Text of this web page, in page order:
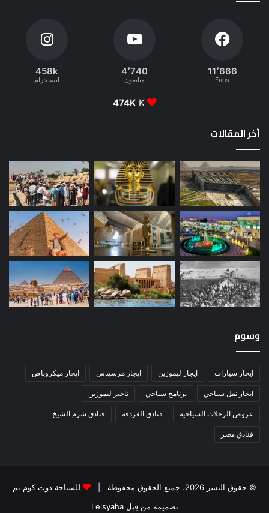
11٬666
Fans
4٬740
متابعون
458k
انستجرام
474K K
أخر المقالات
وسوم
ايجار سيارات ايجار ليموزين ايجار مرسيدس ايجار ميكروباص
ايجار نقل سياحي برنامج سياحي تاجير ليموزين
عروض الرحلات السياحية فنادق الغردقة فنادق شرم الشيخ
فنادق مصر
© حقوق النشر 2026، جميع الحقوق محفوظة |
للسياحة دوت كوم تم
تصميمه من قِبل Lelsyaha